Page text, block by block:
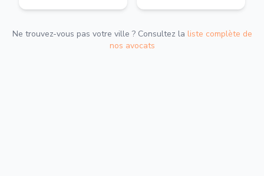
Ne trouvez-vous pas votre ville ? Consultez la liste complète de
nos avocats